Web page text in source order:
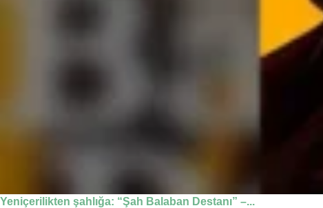
Yeniçerilikten şahlığa: “Şah Balaban Destanı” –...